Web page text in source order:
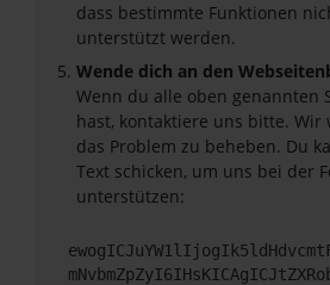
dass bestimmte Funktionen
unterstützt werden.
Wende dich an den
Wenn du alle oben genannten
hast, kontaktiere uns bitte. Wir
das Problem zu beheben. Du
Text schicken, um uns bei der
unterstützen: